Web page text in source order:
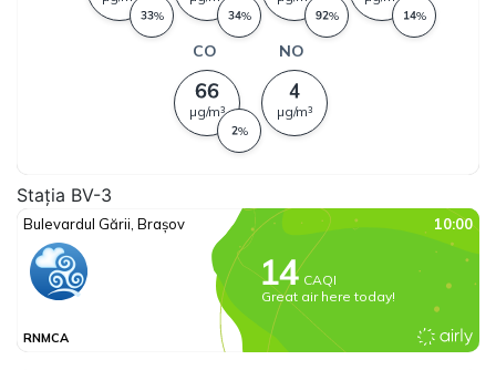
Stația BV-3